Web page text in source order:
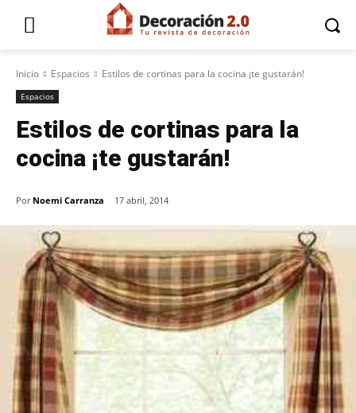
Inicio Espacios Estilos de cortinas para la cocina ¡te gustarán!
Espacios
Estilos de cortinas para la
cocina ¡te gustarán!
Por Noemi Carranza 17 abril, 2014